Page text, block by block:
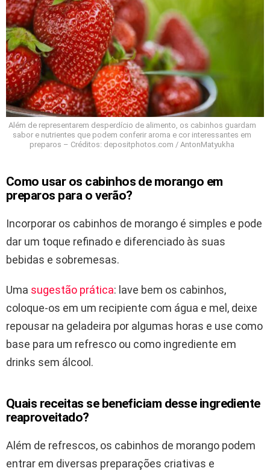
Além de representarem desperdício de alimento, os cabinhos guardam
sabor e nutrientes que podem conferir aroma e cor interessantes em
preparos – Créditos: depositphotos.com / AntonMatyukha
Como usar os cabinhos de morango em
preparos para o verão?
Incorporar os cabinhos de morango é simples e pode
dar um toque refinado e diferenciado às suas
bebidas e sobremesas.
Uma sugestão prática: lave bem os cabinhos,
coloque-os em um recipiente com água e mel, deixe
repousar na geladeira por algumas horas e use como
base para um refresco ou como ingrediente em
drinks sem álcool.
Quais receitas se beneficiam desse ingrediente
reaproveitado?
Além de refrescos, os cabinhos de morango podem
entrar em diversas preparações criativas e